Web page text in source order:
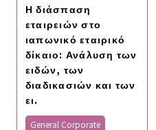
Η διάσπαση
εταιρειών στο
ιαπωνικό εταιρικό
δίκαιο: Ανάλυση των
ειδών, των
διαδικασιών και των
ει.
General Corporate